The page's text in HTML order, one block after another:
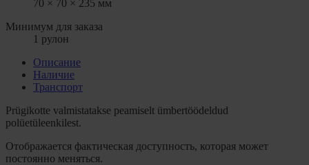
70 × 70 × 235 мм
Минимум для заказа
1 рулон
Описание
Hаличие
Транспорт
Prügikotte valmistatakse peamiselt ümbertöödeldud
polüetüleenkilest.
Отображается фактическая доступность, которая может
постоянно меняться.